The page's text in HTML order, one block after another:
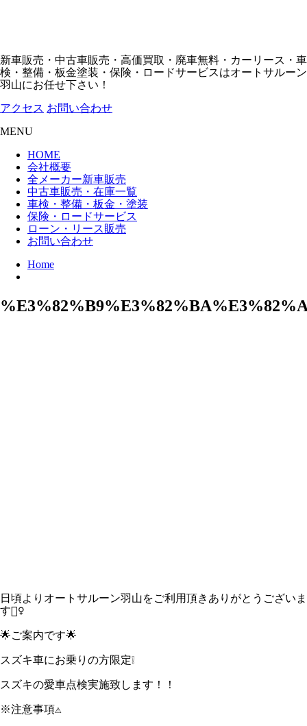
新車販売・中古車販売・高価買取・廃車無料・カーリース・車
検・整備・板金塗装・保険・ロードサービスはオートサルーン
羽山にお任せ下さい！
アクセス お問い合わせ
MENU
HOME
会社概要
全メーカー新車販売
中古車販売・在庫一覧
車検・整備・板金・塗装
保険・ロードサービス
ローン・リース販売
お問い合わせ
Home
日頃よりオートサルーン羽山をご利用頂きありがとうございま
す🙇‍♀️
🌟ご案内です🌟
スズキ車にお乗りの方限定❕
スズキの愛車点検実施致します！！
※注意事項⚠️